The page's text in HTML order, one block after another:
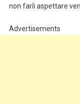
non farli aspettare
Advertisements